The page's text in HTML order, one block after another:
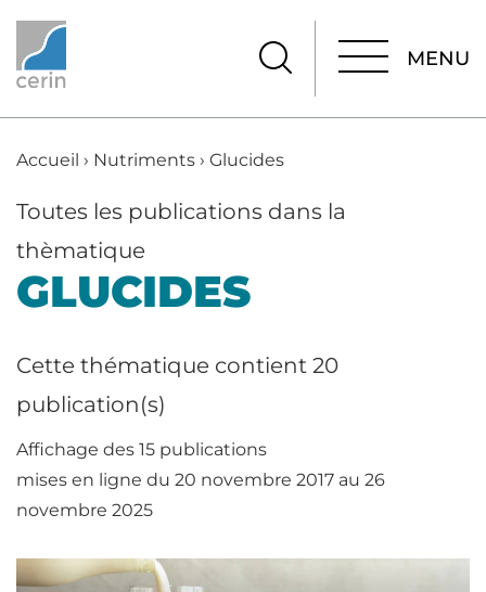
MENU
Accueil › Nutriments › Glucides
Toutes les publications dans la
thèmatique
GLUCIDES
Cette thématique contient 20
publication(s)
Affichage des 15 publications
mises en ligne du 20 novembre 2017 au 26
novembre 2025